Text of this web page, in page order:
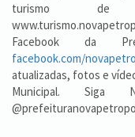
turismo de
Facebook da
facebook.com/
atualizadas, fotos e
Municipal. Siga